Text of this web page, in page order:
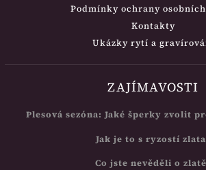
Podmínky ochrany
Kontakty
Ukázky rytí a
ZAJÍMAVOSTI
Plesová sezóna: Jaké šperky zvolit
Jak je to s ryzostí
Co jste nevěděli o